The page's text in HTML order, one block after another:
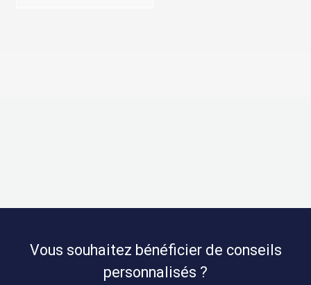
Vous souhaitez bénéficier de conseils
personnalisés ?